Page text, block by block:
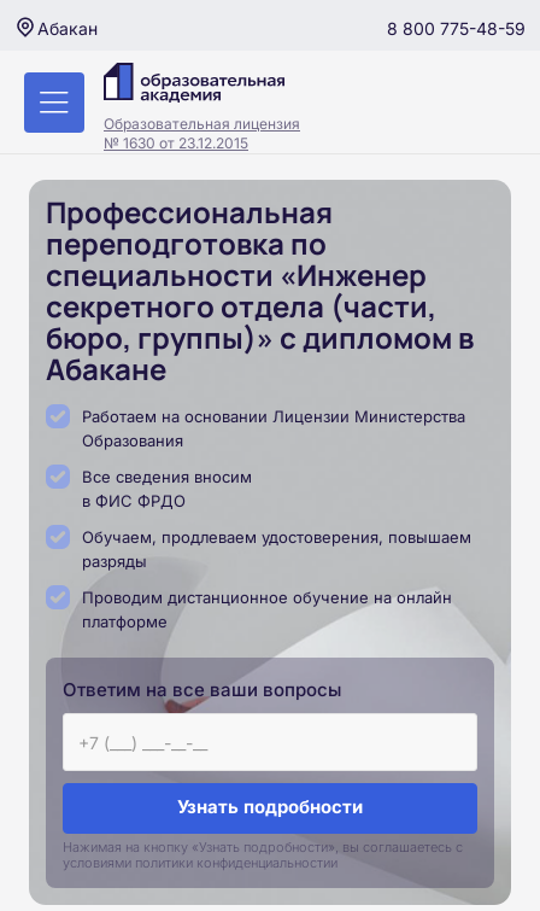
Абакан 8 800 775-48-59
Образовательная лицензия
№ 1630 от 23.12.2015
Профессиональная
переподготовка по
специальности «Инженер
секретного отдела (части,
бюро, группы)» с дипломом в
Абакане
Работаем на основании Лицензии Министерства
Образования
Все сведения вносим
в ФИС ФРДО
Обучаем, продлеваем удостоверения, повышаем
разряды
Проводим дистанционное обучение на онлайн
платформе
Ответим на все ваши вопросы
Узнать подробности
Нажимая на кнопку «Узнать подробности», вы соглашаетесь с
условиями политики конфиденциальностии